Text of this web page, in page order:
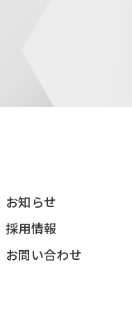
お知らせ
採用情報
お問い合わせ